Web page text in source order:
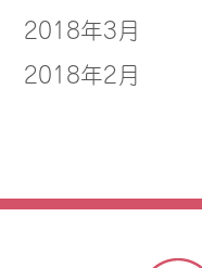
2018年3月
2018年2月